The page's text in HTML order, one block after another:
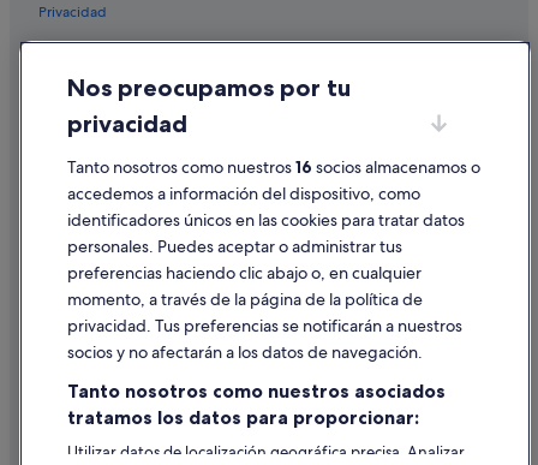
Hoteles románticos en Madrid
Hoteles de aventura en Distrito Centro de Madrid
Hoteles con restaurante en Madrid
Pensiones en Madrid
Privacidad
Condiciones de uso
Información legal/contacto
Pautas sobre el contenido y cómo denunciar contenido
Ayuda
Cancelar un vuelo
Cancelar una reserva de hotel o de un alquiler vacacional
Utilizar un cupón de Expedia
Documentos para viajes internacionales
Nos preocupamos por tu
privacidad
Tanto nosotros como nuestros16 socios almacenamos o
accedemos a información del dispositivo, como
identificadores únicos en las cookies para tratar datos
personales. Puedes aceptar o administrar tus
preferencias haciendo clic abajo o, en cualquier
momento, a través de la página de la política de
privacidad. Tus preferencias se notificarán a nuestros
socios y no afectarán a los datos de navegación.
Tanto nosotros como nuestros asociados
tratamos los datos para proporcionar:
Utilizar datos de localización geográfica precisa. Analizar